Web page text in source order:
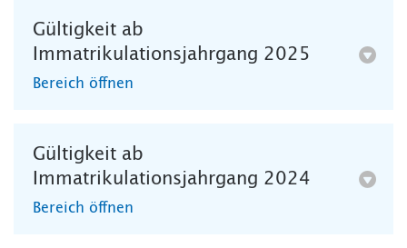
Gültigkeit ab
Immatrikulationsjahrgang 2025
Bereich öffnen
Gültigkeit ab
Immatrikulationsjahrgang 2024
Bereich öffnen